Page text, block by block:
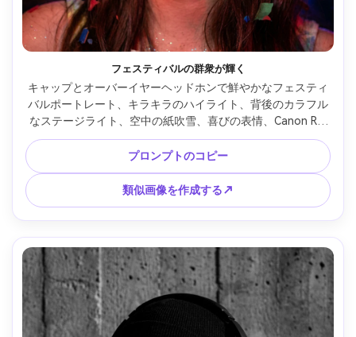
フェスティバルの群衆が輝く
キャップとオーバーイヤーヘッドホンで鮮やかなフェスティ
バルポートレート、キラキラのハイライト、背後のカラフル
なステージライト、空中の紙吹雪、喜びの表情、Canon R3
35mm f/1.4で撮影、クローズアップフレーミング、浅い被写
界深度、鮮やかなカラーグレーディング、リアルな肌とキラ
キラの質感 --ar 4:5
プロンプトのコピー
類似画像を作成する↗